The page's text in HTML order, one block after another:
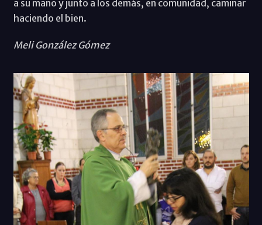
a su mano y junto a los demás, en comunidad, caminar
haciendo el bien.
Meli González Gómez